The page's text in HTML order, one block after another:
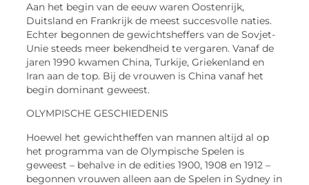
Aan het begin van de eeuw waren Oostenrijk,
Duitsland en Frankrijk de meest succesvolle naties.
Echter begonnen de gewichtsheffers van de Sovjet-
Unie steeds meer bekendheid te vergaren. Vanaf de
jaren 1990 kwamen China, Turkije, Griekenland en
Iran aan de top. Bij de vrouwen is China vanaf het
begin dominant geweest.
OLYMPISCHE GESCHIEDENIS
Hoewel het gewichtheffen van mannen altijd al op
het programma van de Olympische Spelen is
geweest – behalve in de edities 1900, 1908 en 1912 –
begonnen vrouwen alleen aan de Spelen in Sydney in